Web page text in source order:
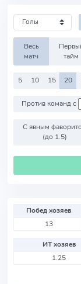
Весь
матч
тайм
5 10 15 20
Против команд с
С явным
(до 1.5)
Побед хозяев
13
ИТ хозяев
1.25